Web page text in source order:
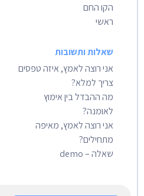
הקו החם
ראשי
שאלות ותשובות
אני רוצה לאמץ, איזה טפסים
צריך למלא?
מה ההבדל בין אימוץ
לאומנה?
אני רוצה לאמץ, מאיפה
מתחילים?
שאלה – demo